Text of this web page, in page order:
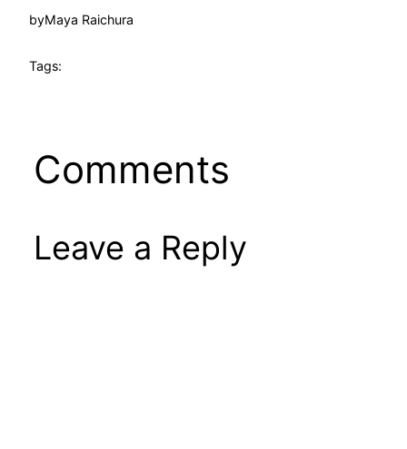
byMaya Raichura
Tags:
Comments
Leave a Reply